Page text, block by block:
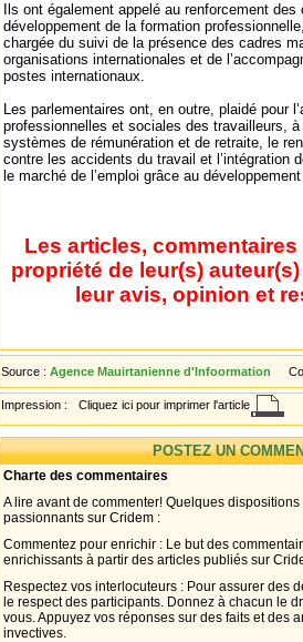
Ils ont également appelé au renforcement
développement de la formation
chargée du suivi de la présence des cadres
organisations internationales et de
postes internationaux.
Les parlementaires ont, en outre, plaidé pour
professionnelles et sociales des travailleurs,
systèmes de rémunération et de retraite, le
contre les accidents du travail et l’intégration
le marché de l’emploi grâce au
Les articles,
propriété de leur(s)
leur avis, opinion et
Source : Agence Mauirtanienne d'Infoormation
Impression : Cliquez ici pour imprimer l'article
POSTEZ UN
Charte des commentaires
A lire avant de commenter! Quelques
passionnants sur Cridem :
Commentez pour enrichir : Le but des
enrichissants à partir des articles publiés sur
Respectez vos interlocuteurs : Pour assurer des
le respect des participants. Donnez à chacun le
vous. Appuyez vos réponses sur des faits et des
invectives.